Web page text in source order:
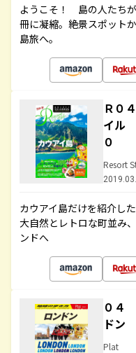
ようこそ！ 島の人たち
冊に凝縮。絶景スポット
島旅へ。
Ｒ０
イル
０
Resort
カウアイ島だけを紹介し
大自然とレトロな町並み
ンドへ
０４
ドン
Plat